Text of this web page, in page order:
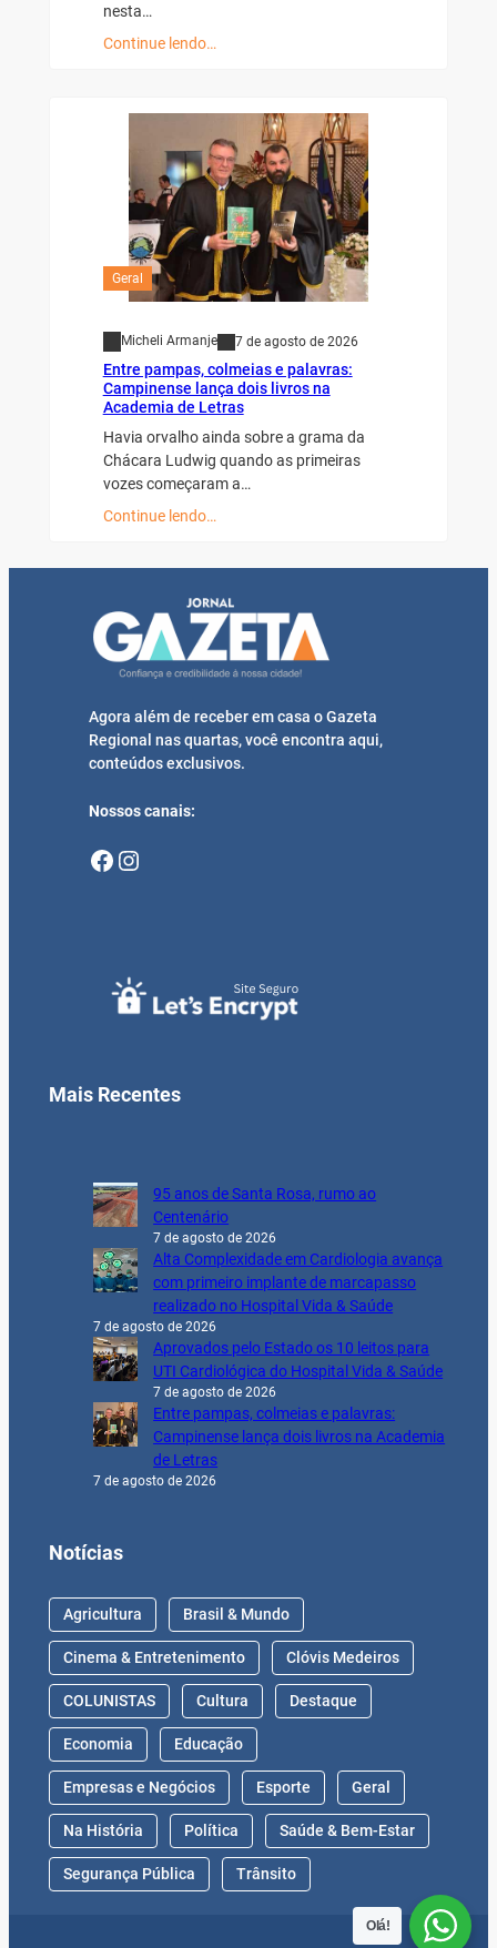
nesta…
Continue lendo…
Geral
Micheli Armanje 7 de agosto de 2026
Entre pampas, colmeias e palavras:
Campinense lança dois livros na
Academia de Letras
Havia orvalho ainda sobre a grama da
Chácara Ludwig quando as primeiras
vozes começaram a…
Continue lendo…
Agora além de receber em casa o Gazeta
Regional nas quartas, você encontra aqui,
conteúdos exclusivos.
Nossos canais:
Facebook Instagram
Mais Recentes
95 anos de Santa Rosa, rumo ao
Centenário
7 de agosto de 2026
Alta Complexidade em Cardiologia avança
com primeiro implante de marcapasso
realizado no Hospital Vida & Saúde
7 de agosto de 2026
Aprovados pelo Estado os 10 leitos para
UTI Cardiológica do Hospital Vida & Saúde
7 de agosto de 2026
Entre pampas, colmeias e palavras:
Campinense lança dois livros na Academia
de Letras
7 de agosto de 2026
Notícias
Agricultura Brasil & Mundo
Cinema & Entretenimento Clóvis Medeiros
COLUNISTAS Cultura Destaque
Economia Educação
Empresas e Negócios Esporte Geral
Na História Política Saúde & Bem-Estar
Segurança Pública Trânsito
Olá!